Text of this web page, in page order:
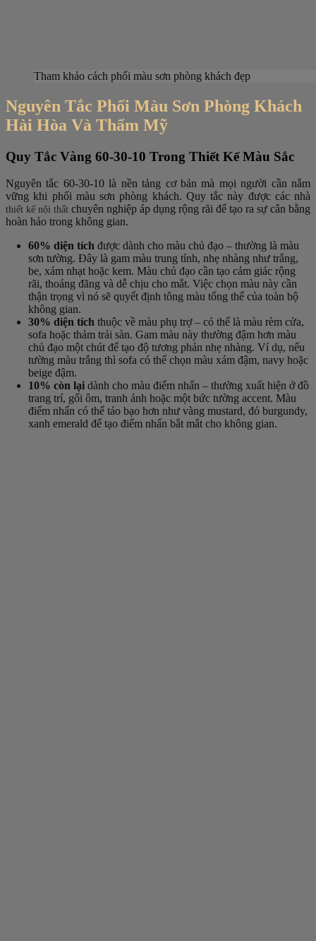
Tham khảo cách phối màu sơn phòng khách đẹp
Nguyên Tắc Phối Màu Sơn Phòng Khách
Hài Hòa Và Thẩm Mỹ
Quy Tắc Vàng 60-30-10 Trong Thiết Kế Màu Sắc
Nguyên tắc 60-30-10 là nền tảng cơ bản mà mọi người cần nắm
vững khi phối màu sơn phòng khách. Quy tắc này được các nhà
thiết kế nội thất chuyên nghiệp áp dụng rộng rãi để tạo ra sự cân bằng
hoàn hảo trong không gian.
60% diện tích được dành cho màu chủ đạo – thường là màu
sơn tường. Đây là gam màu trung tính, nhẹ nhàng như trắng,
be, xám nhạt hoặc kem. Màu chủ đạo cần tạo cảm giác rộng
rãi, thoáng đãng và dễ chịu cho mắt. Việc chọn màu này cần
thận trọng vì nó sẽ quyết định tông màu tổng thể của toàn bộ
không gian.
30% diện tích thuộc về màu phụ trợ – có thể là màu rèm cửa,
sofa hoặc thảm trải sàn. Gam màu này thường đậm hơn màu
chủ đạo một chút để tạo độ tương phản nhẹ nhàng. Ví dụ, nếu
tường màu trắng thì sofa có thể chọn màu xám đậm, navy hoặc
beige đậm.
10% còn lại dành cho màu điểm nhấn – thường xuất hiện ở đồ
trang trí, gối ôm, tranh ảnh hoặc một bức tường accent. Màu
điểm nhấn có thể táo bạo hơn như vàng mustard, đỏ burgundy,
xanh emerald để tạo điểm nhấn bắt mắt cho không gian.